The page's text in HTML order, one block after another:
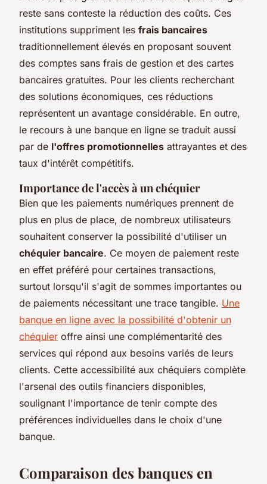
reste sans conteste la réduction des coûts. Ces
institutions suppriment les frais bancaires
traditionnellement élevés en proposant souvent
des comptes sans frais de gestion et des cartes
bancaires gratuites. Pour les clients recherchant
des solutions économiques, ces réductions
représentent un avantage considérable. En outre,
le recours à une banque en ligne se traduit aussi
par de l'offres promotionnelles attrayantes et des
taux d'intérêt compétitifs.
Importance de l'accès à un chéquier
Bien que les paiements numériques prennent de
plus en plus de place, de nombreux utilisateurs
souhaitent conserver la possibilité d'utiliser un
chéquier bancaire. Ce moyen de paiement reste
en effet préféré pour certaines transactions,
surtout lorsqu'il s'agit de sommes importantes ou
de paiements nécessitant une trace tangible. Une
banque en ligne avec la possibilité d'obtenir un
chéquier offre ainsi une complémentarité des
services qui répond aux besoins variés de leurs
clients. Cette accessibilité aux chéquiers complète
l'arsenal des outils financiers disponibles,
soulignant l'importance de tenir compte des
préférences individuelles dans le choix d'une
banque.
Comparaison des banques en